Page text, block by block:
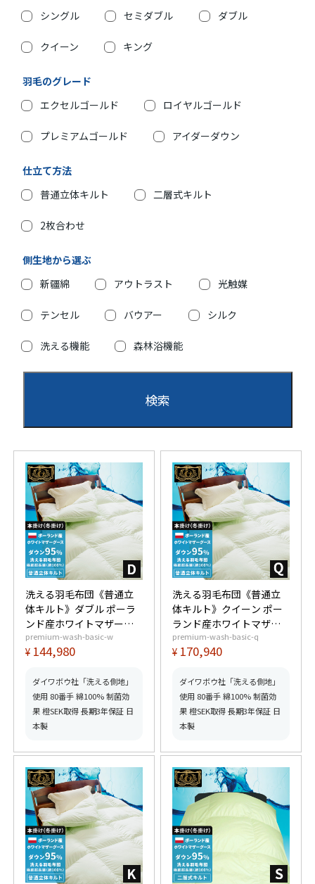
シングル
セミダブル ダブル
クイーン キング
羽毛のグレード
エクセルゴールド
ロイヤルゴールド
プレミアムゴールド アイダーダウン
仕立て方法
普通立体キルト
二層式キルト
2枚合わせ
側生地から選ぶ
新疆綿
アウトラスト 光触媒
テンセル バウアー シルク
洗える機能 森林浴機能
洗える羽毛布団《普通立
体キルト》ダブル ポーラ
ンド産ホワイトマザーグ
ースダウン95% (440dp以
上) 羽毛量1.7kg 【6つ星
得】【グッドふとんマー
ク取得】
premium-wash-basic-w
¥ 144,980
ダイワボウ社「洗える側地」
使用 80番手 綿100% 制菌効
果 橙SEK取得 長期3年保証 日
本製
洗える羽毛布団《普通立
体キルト》クイーン ポー
ランド産ホワイトマザー
グースダウン95% (440dp
以上) 羽毛量1.9kg 【6つ
得】【グッドふとんマー
ク取得】
premium-wash-basic-q
¥ 170,940
ダイワボウ社「洗える側地」
使用 80番手 綿100% 制菌効
果 橙SEK取得 長期3年保証 日
本製